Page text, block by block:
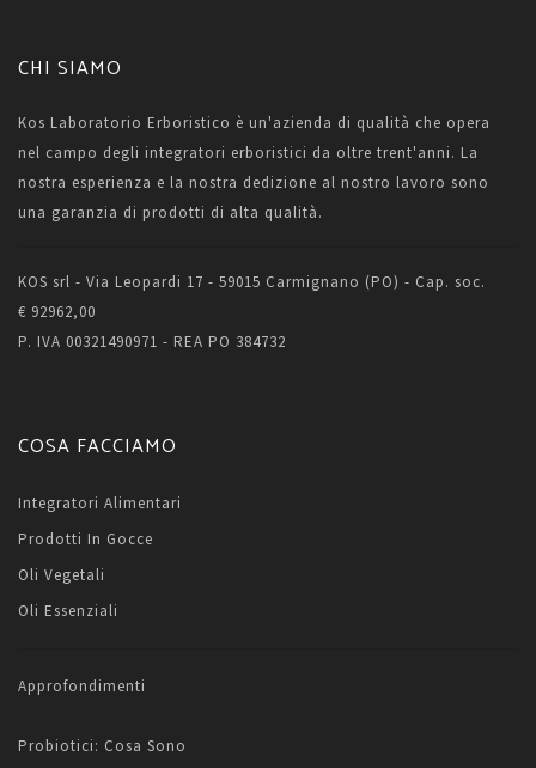
CHI SIAMO
Kos Laboratorio Erboristico è un'azienda di qualità che opera
nel campo degli integratori erboristici da oltre trent'anni. La
nostra esperienza e la nostra dedizione al nostro lavoro sono
una garanzia di prodotti di alta qualità.
KOS srl - Via Leopardi 17 - 59015 Carmignano (PO) - Cap. soc.
€ 92962,00
P. IVA 00321490971 - REA PO 384732
COSA FACCIAMO
Integratori Alimentari
Prodotti In Gocce
Oli Vegetali
Oli Essenziali
Approfondimenti
Probiotici: Cosa Sono